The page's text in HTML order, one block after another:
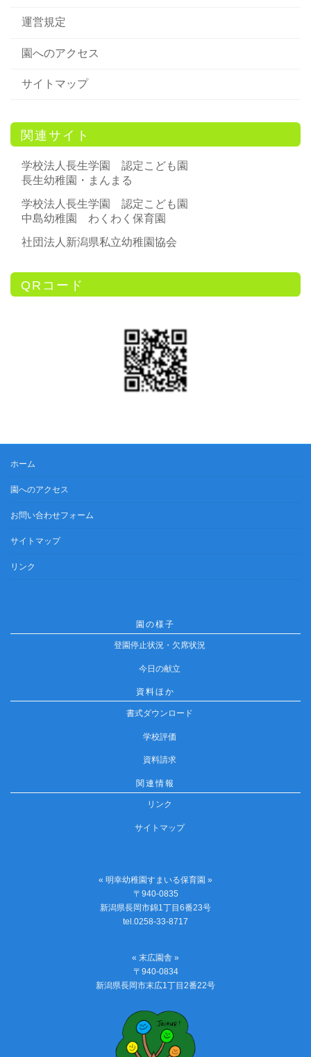
運営規定
園へのアクセス
サイトマップ
関連サイト
学校法人長生学園 認定こども園
長生幼稚園・まんまる
学校法人長生学園 認定こども園
中島幼稚園 わくわく保育園
社団法人新潟県私立幼稚園協会
QRコード
ホーム
園へのアクセス
お問い合わせフォーム
サイトマップ
リンク
園の様子
登園停止状況・欠席状況
今日の献立
資料ほか
書式ダウンロード
学校評価
資料請求
関連情報
リンク
サイトマップ
« 明幸幼稚園すまいる保育園 »
〒940-0835
新潟県長岡市錦1丁目6番23号
tel.0258-33-8717
« 末広園舎 »
〒940-0834
新潟県長岡市末広1丁目2番22号